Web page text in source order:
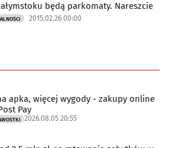
będą parkomaty. Nareszcie
2015.02.26 00:00
apka, więcej wygody - zakupy online
Pay
2026.08.05 20:55